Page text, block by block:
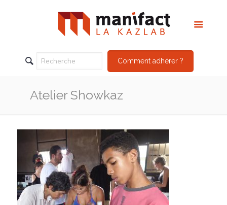
Comment adhérer ?
Atelier Showkaz